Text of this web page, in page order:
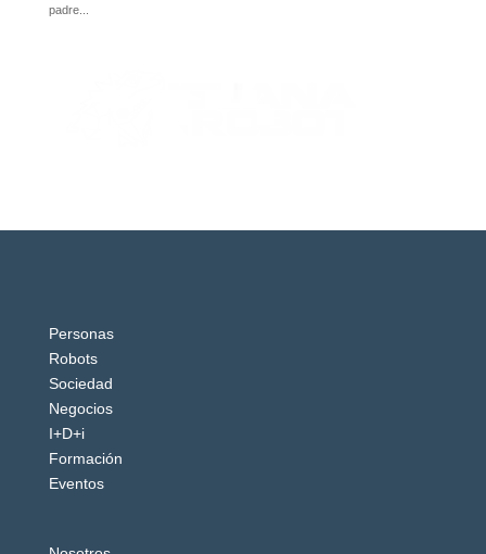
Personas
Robots
Sociedad
Negocios
I+D+i
Formación
Eventos